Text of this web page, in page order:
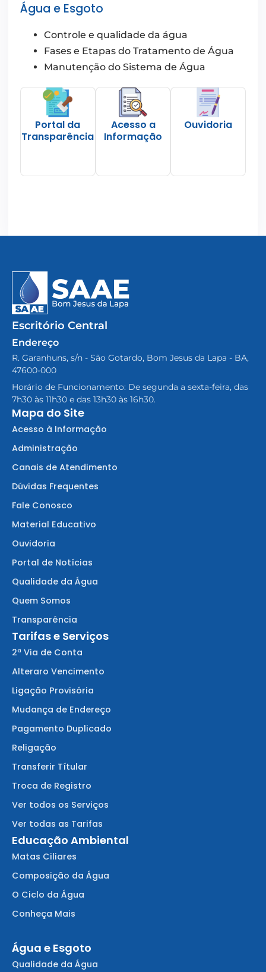
Portal da
Transparência
Acesso a
Informação
Ouvidoria
Água e Esgoto
Controle e qualidade da água
Fases e Etapas do Tratamento de Água
Manutenção do Sistema de Água
Escritório Central
Endereço
R. Garanhuns, s/n - São Gotardo, Bom Jesus da Lapa - BA,
47600-000
Horário de Funcionamento: De segunda a sexta-feira, das
7h30 às 11h30 e das 13h30 às 16h30.
Mapa do Site
Acesso à Informação
Administração
Canais de Atendimento
Dúvidas Frequentes
Fale Conosco
Material Educativo
Ouvidoria
Portal de Notícias
Qualidade da Água
Quem Somos
Transparência
Tarifas e Serviços
2ª Via de Conta
Alteraro Vencimento
Ligação Provisória
Mudança de Endereço
Pagamento Duplicado
Religação
Transferir Títular
Troca de Registro
Ver todos os Serviços
Ver todas as Tarifas
Educação Ambiental
Matas Ciliares
Composição da Água
O Ciclo da Água
Conheça Mais
Água e Esgoto
Qualidade da Água